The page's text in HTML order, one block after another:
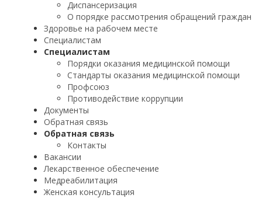
Диспансеризация
О порядке рассмотрения обращений граждан
Здоровье на рабочем месте
Специалистам
Специалистам
Порядки оказания медицинской помощи
Стандарты оказания медицинской помощи
Профсоюз
Противодействие коррупции
Документы
Обратная связь
Обратная связь
Контакты
Вакансии
Лекарственное обеспечение
Медреабилитация
Женская консультация